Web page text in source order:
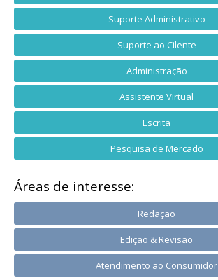
Suporte Administrativo
Suporte ao Cilente
Administração
Assistente Virtual
Escrita
Pesquisa de Mercado
Áreas de interesse:
Redação
Edição & Revisão
Atendimento ao Consumidor